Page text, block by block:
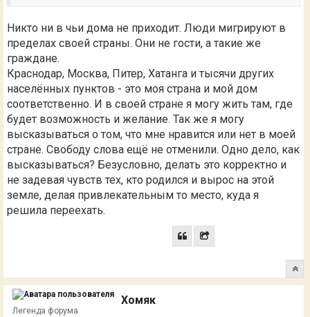
Никто ни в чьи дома не приходит. Люди мигрируют в
пределах своей страны. Они не гости, а такие же
граждане.
Краснодар, Москва, Питер, Хатанга и тысячи других
населённых пунктов - это моя страна и мой дом
соответственно. И в своей стране я могу жить там, где
будет возможность и желание. Так же я могу
высказываться о том, что мне нравится или нет в моей
стране. Свободу слова ещё не отменили. Одно дело, как
высказываться? Безусловно, делать это корректно и
не задевая чувств тех, кто родился и вырос на этой
земле, делая привлекательным то место, куда я
решила переехать.
Хомяк
Легенда форума